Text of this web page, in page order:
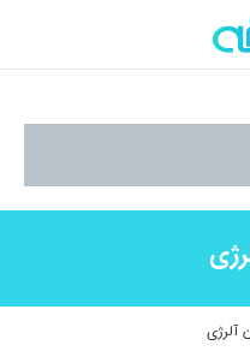
آلرژی